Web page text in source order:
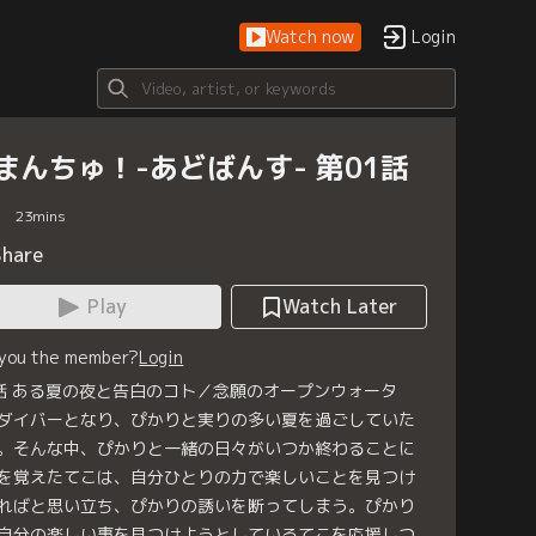
Watch now Login
んちゅ！-あどばんす- 第01話
23mins
Play
Watch Later
the member?Login
ある夏の夜と告白のコト／念願のオープンウォータ
イバーとなり、ぴかりと実りの多い夏を過ごしていた
そんな中、ぴかりと一緒の日々がいつか終わることに
覚えたてこは、自分ひとりの力で楽しいことを見つけ
ばと思い立ち、ぴかりの誘いを断ってしまう。ぴかり